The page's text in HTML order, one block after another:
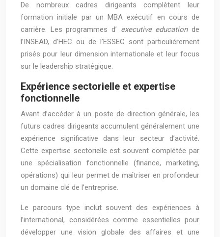
De nombreux cadres dirigeants complètent leur
formation initiale par un MBA exécutif en cours de
carrière. Les programmes d’ executive educationde
l’INSEAD, d’HEC ou de l’ESSEC sont particulièrement
prisés pour leur dimension internationale et leur focus
sur le leadership stratégique.
Expérience sectorielle et expertise
fonctionnelle
Avant d’accéder à un poste de direction générale, les
futurs cadres dirigeants accumulent généralement une
expérience significative dans leur secteur d’activité.
Cette expertise sectorielle est souvent complétée par
une spécialisation fonctionnelle (finance, marketing,
opérations) qui leur permet de maîtriser en profondeur
un domaine clé de l’entreprise.
Le parcours type inclut souvent des expériences à
l’international, considérées comme essentielles pour
développer une vision globale des affaires et une